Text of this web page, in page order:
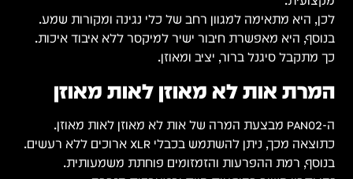
לכן, היא מתאימה למגוון רחב של כלי נגינה ומקורות שמע.
בנוסף, היא מאפשרת חיבור ישיר למיקסר ללא איבוד איכות.
כך מתקבל סיגנל ברור, יציב ומאוזן.
המרת אות לא מאוזן לאות מאוזן
ה-PAN02 מבצעת המרה של אות לא מאוזן לאות מאוזן.
כתוצאה מכך, ניתן להשתמש בכבלי XLR ארוכים ללא רעשים.
בנוסף, רמת ההפרעות והזמזומים פוחתת משמעותית.